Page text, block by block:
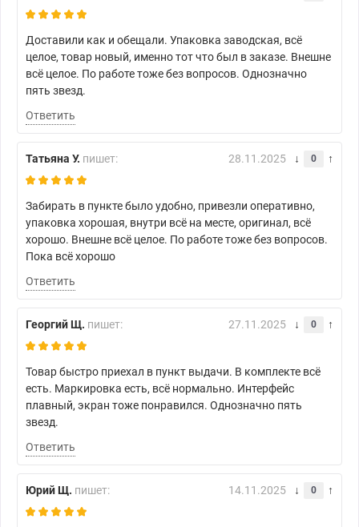
Доставили как и обещали. Упаковка заводская, всё
целое, товар новый, именно тот что был в заказе. Внешне
всё целое. По работе тоже без вопросов. Однозначно
пять звезд.
Ответить
Татьяна У. пишет: 28.11.2025 0
Забирать в пункте было удобно, привезли оперативно,
упаковка хорошая, внутри всё на месте, оригинал, всё
хорошо. Внешне всё целое. По работе тоже без вопросов.
Пока всё хорошо
Ответить
Георгий Щ. пишет: 27.11.2025 0
Товар быстро приехал в пункт выдачи. В комплекте всё
есть. Маркировка есть, всё нормально. Интерфейс
плавный, экран тоже понравился. Однозначно пять
звезд.
Ответить
Юрий Щ. пишет: 14.11.2025 0